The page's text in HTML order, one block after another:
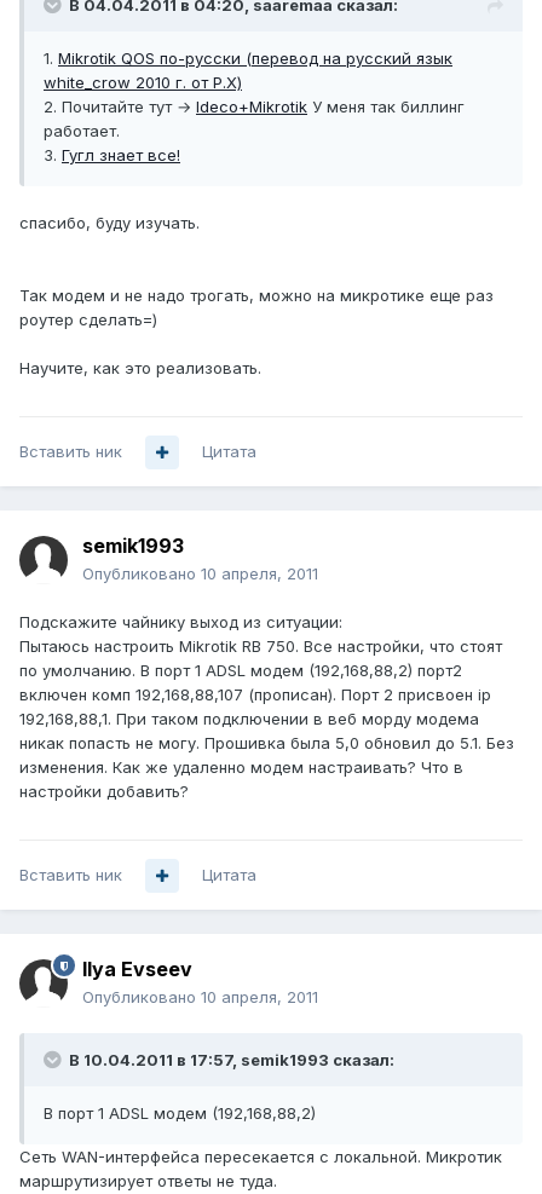
В 04.04.2011 в 04:20, saaremaa сказал:
1. Mikrotik QOS по-русски (перевод на русский язык
white_crow 2010 г. от Р.Х)
2. Почитайте тут → Ideco+Mikrotik У меня так биллинг
работает.
3. Гугл знает все!
спасибо, буду изучать.
Так модем и не надо трогать, можно на микротике еще раз
роутер сделать=)
Научите, как это реализовать.
Вставить ник Цитата
semik1993
Опубликовано 10 апреля, 2011
Подскажите чайнику выход из ситуации:
Пытаюсь настроить Mikrotik RB 750. Все настройки, что стоят
по умолчанию. В порт 1 ADSL модем (192,168,88,2) порт2
включен комп 192,168,88,107 (прописан). Порт 2 присвоен ip
192,168,88,1. При таком подключении в веб морду модема
никак попасть не могу. Прошивка была 5,0 обновил до 5.1. Без
изменения. Как же удаленно модем настраивать? Что в
настройки добавить?
Вставить ник Цитата
Ilya Evseev
Опубликовано 10 апреля, 2011
В 10.04.2011 в 17:57, semik1993 сказал:
В порт 1 ADSL модем (192,168,88,2)
Сеть WAN-интерфейса пересекается с локальной. Микротик
маршрутизирует ответы не туда.